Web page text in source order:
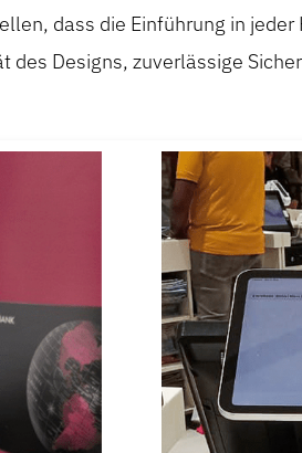
dass die Einführung in
Designs, zuverlässige